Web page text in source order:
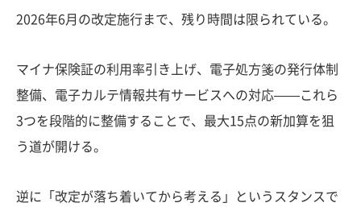
2026年6月の改定施行まで、残り時間は限られている。
マイナ保険証の利用率引き上げ、電子処方箋の発行体制
整備、電子カルテ情報共有サービスへの対応——これら
3つを段階的に整備することで、最大15点の新加算を狙
う道が開ける。
逆に「改定が落ち着いてから考える」というスタンスで